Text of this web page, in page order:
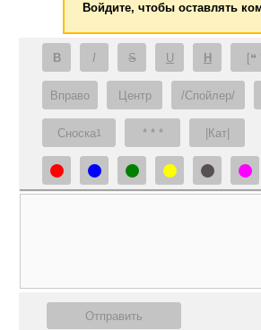
Войдите, чтобы оставлять
B I S U H [❝
Вправо Центр /Спойлер/
Сноска1 * * * |Кат|